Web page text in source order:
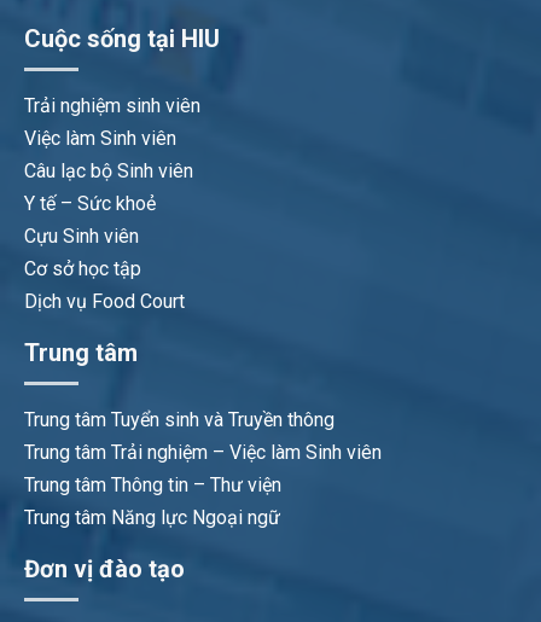
Cuộc sống tại HIU
Trải nghiệm sinh viên
Việc làm Sinh viên
Câu lạc bộ Sinh viên
Y tế – Sức khoẻ
Cựu Sinh viên
Cơ sở học tập
Dịch vụ Food Court
Trung tâm
Trung tâm Tuyển sinh và Truyền thông
Trung tâm Trải nghiệm – Việc làm Sinh viên
Trung tâm Thông tin – Thư viện
Trung tâm Năng lực Ngoại ngữ
Đơn vị đào tạo